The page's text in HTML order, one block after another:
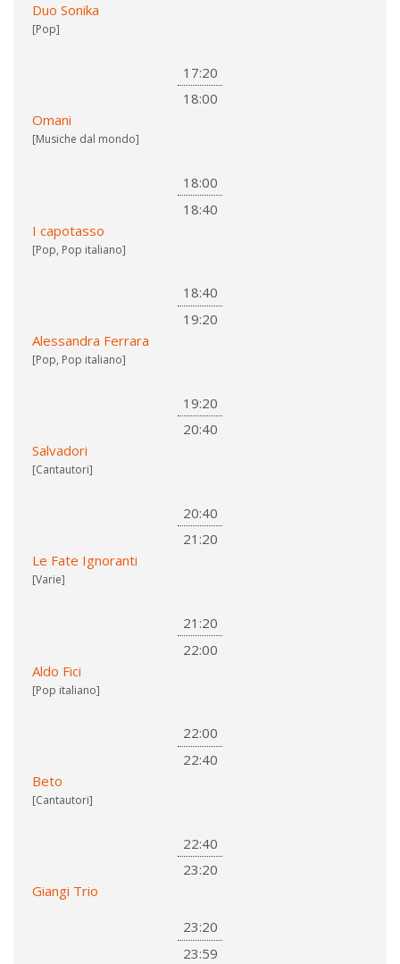
Duo Sonika
[Pop]
17:20
18:00
Omani
[Musiche dal mondo]
18:00
18:40
I capotasso
[Pop, Pop italiano]
18:40
19:20
Alessandra Ferrara
[Pop, Pop italiano]
19:20
20:40
Salvadori
[Cantautori]
20:40
21:20
Le Fate Ignoranti
[Varie]
21:20
22:00
Aldo Fici
[Pop italiano]
22:00
22:40
Beto
[Cantautori]
22:40
23:20
Giangi Trio
23:20
23:59